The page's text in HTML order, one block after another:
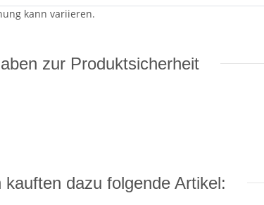
kann variieren.
zur Produktsicherheit
kauften dazu folgende Artikel: